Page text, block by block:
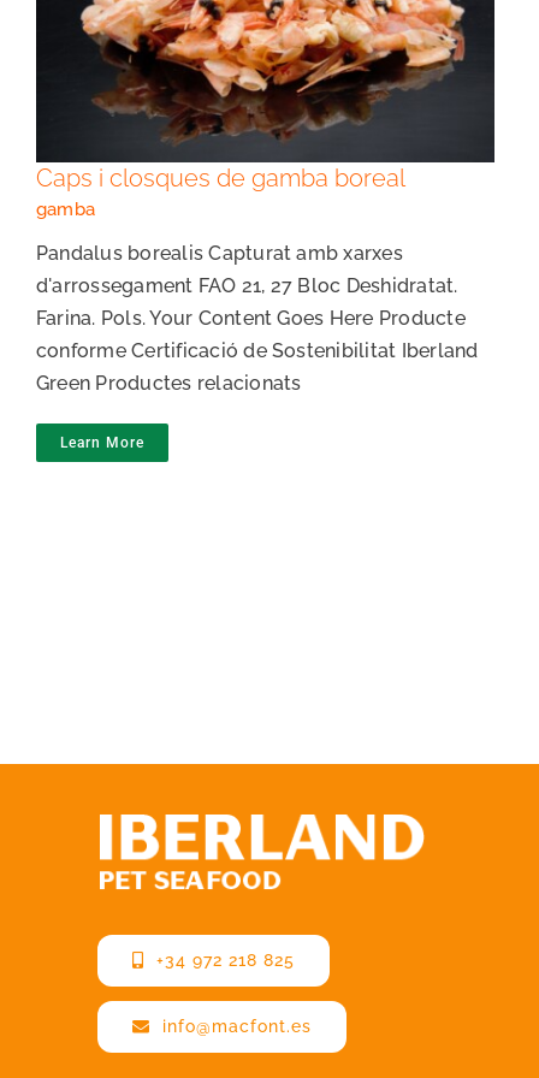
Caps i closques de gamba boreal
Caps i closques de gamba boreal
gamba
Pandalus borealis Capturat amb xarxes
d'arrossegament FAO 21, 27 Bloc Deshidratat.
Farina. Pols. Your Content Goes Here Producte
conforme Certificació de Sostenibilitat Iberland
Green Productes relacionats
Learn More
+34 972 218 825
info@macfont.es